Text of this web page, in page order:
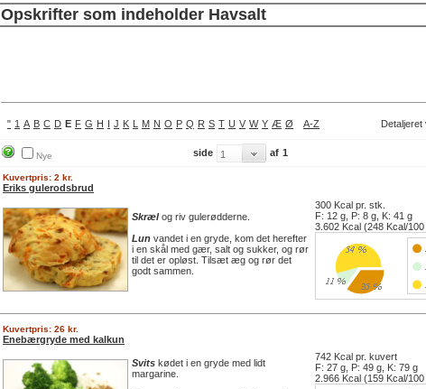
Opskrifter som indeholder Havsalt
" 1 A B C D E F G H I J K L M N O P Q R S T U V W Y Æ Ø A-Z Detaljeret
Nye side af 1
Kuvertpris: 2 kr.
Eriks gulerodsbrud
Skrælog riv gulerødderne.
Lun vandet i en gryde, kom det herefter
i en skål med gær, salt og sukker, og rør
til det er opløst. Tilsæt æg og rør det
godt sammen.
300 Kcal pr. stk.
F: 12 g, P: 8 g, K: 41 g
3.602 Kcal (248 Kcal/100
Kuvertpris: 26 kr.
Enebærgryde med kalkun
Svits kødet i en gryde med lidt
margarine.
742 Kcal pr. kuvert
F: 27 g, P: 49 g, K: 79 g
2.966 Kcal (159 Kcal/100